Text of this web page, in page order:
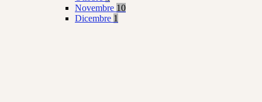
Novembre 10
Dicembre 1